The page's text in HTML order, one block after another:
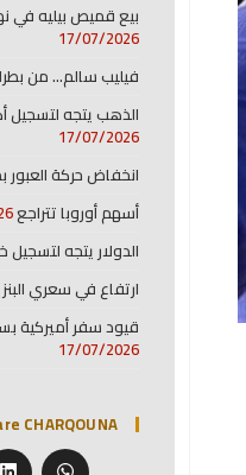
بيع قميص بيليه في
17/07/2026
فيليب سالم… من
الذهب يتجه لتسجيل
17/07/2026
انخفاض حركة
أسهم أوروبا تتراجع
الدولار يتجه
ارتفاع في سعري
قيود سفر أميركية
17/07/2026
CHARQOUNA